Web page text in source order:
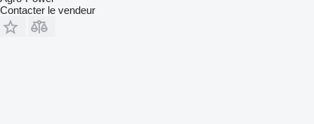
Contacter le vendeur